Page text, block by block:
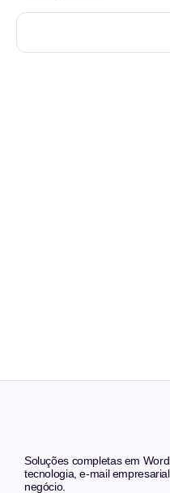
Soluções completas em
tecnologia, e-mail
negócio.